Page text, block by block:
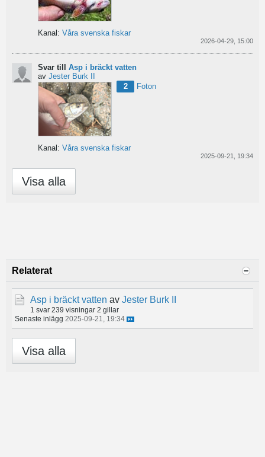
Kanal: Våra svenska fiskar
2026-04-29, 15:00
Svar till Asp i bräckt vatten
av Jester Burk II
2
Foton
Kanal: Våra svenska fiskar
2025-09-21, 19:34
Visa alla
Relaterat
Asp i bräckt vatten av Jester Burk II
1 svar 239 visningar 2 gillar
Senaste inlägg 2025-09-21, 19:34
Visa alla